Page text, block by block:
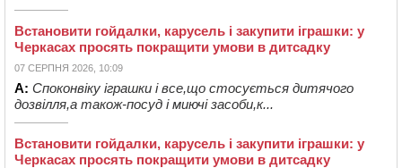
Встановити гойдалки, карусель і закупити іграшки: у
Черкасах просять покращити умови в дитсадку
07 СЕРПНЯ 2026, 10:09
А: Споконвіку іграшки і все,що стосується дитячого
дозвілля,а також-посуд і миючі засоби,к...
Встановити гойдалки, карусель і закупити іграшки: у
Черкасах просять покращити умови в дитсадку